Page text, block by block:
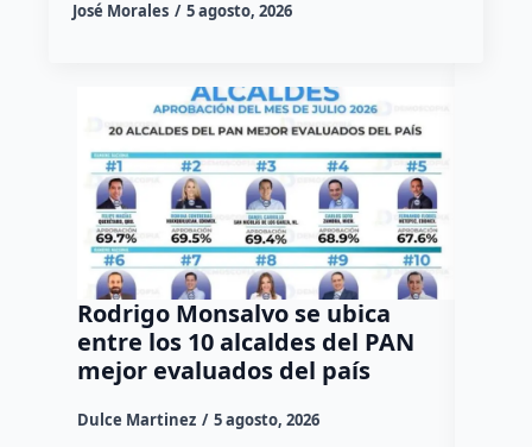
José Morales 5 agosto, 2026
Rodrigo Monsalvo se ubica
entre los 10 alcaldes del PAN
mejor evaluados del país
Dulce Martinez 5 agosto, 2026